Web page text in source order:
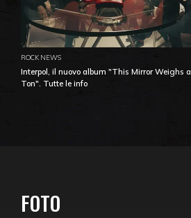
ROCK NEWS
Interpol, il nuovo album "This Mirror Weighs a
Ton". Tutte le info
FOTO